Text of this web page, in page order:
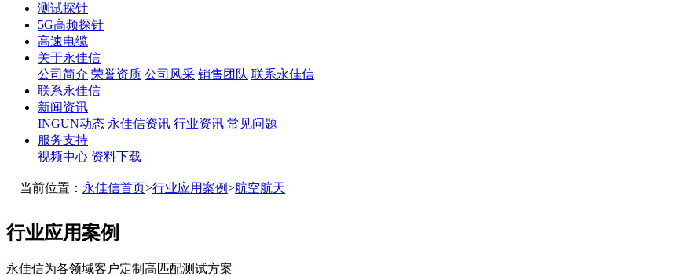
测试探针
5G高频探针
高速电缆
关于永佳信
公司简介 荣誉资质 公司风采 销售团队 联系永佳信
联系永佳信
新闻资讯
INGUN动态 永佳信资讯 行业资讯 常见问题
服务支持
视频中心 资料下载
当前位置： 永佳信首页>行业应用案例>航空航天
行业应用案例
永佳信为各领域客户定制高匹配测试方案